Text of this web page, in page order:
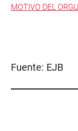
MOTIVO DEL
Fuente: EJB